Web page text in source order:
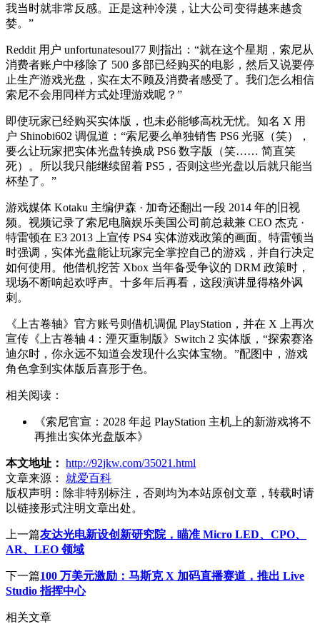
我当时就非常反感。正是这种冷漠，让大公司变得越来越贪
婪。”
Reddit 用户 unfortunatesoul77 则指出：“就在这个星期，索尼从
消费者账户中移除了 500 多部已经购买的电影，然后又说要停
止生产游戏光盘，实在太不顾及消费者感受了。我们怎么相信
索尼不会用同样方式处理游戏呢？”
即使玩家已经购买实体版，也未必能够高枕无忧。知名 X 用
户 Shinobi602 调侃道：“索尼要么单独销售 PS6 光驱（笑），
要么让玩家把实体光盘转换成 PS6 数字版（笑…… 简直笑
死）。所以我只能继续留着 PS5，否则这些光盘以后就只能当
杯垫了。”
游戏媒体 Kotaku 主编伊森 · 加奇还翻出一段 2014 年的旧视
频。视频记录了索尼电脑娱乐美国公司前总裁兼 CEO 杰克 ·
特雷顿在 E3 2013 上宣传 PS4 实体游戏政策的画面。特雷顿当
时强调，实体光盘能让玩家完全掌控自己的游戏，并自行决定
如何使用。他借机挖苦 Xbox 当年备受争议的 DRM 政策时，
现场不断响起欢呼声。十多年后再看，这段演讲显得格外讽
刺。
《上古卷轴》官方账号则借机调侃 PlayStation，并在 X 上再次
宣传《上古卷轴 4：湮灭重制版》Switch 2 实体版，“探索赛洛
迪尔时，你永远不知道会发现什么实体宝物。”配图中，游戏
角色拿到实体版后喜形于色。
相关阅读：
《索尼官宣：2028 年起 PlayStation 主机上的新游戏将不
再推出实体光盘版本》
本文地址： http://92jkw.com/35021.html
文章来源：
就爱百科
版权声明： 除非特别标注，否则均为本站原创文章，转载时请
以链接形式注明文章出处。
上一篇友达光电新设创新研究院，瞄准 Micro LED、CPO、
AR、LEO 领域
下一篇100 万美元激励：马斯克 X 加码直播赛道，推出 Live
Studio 指挥中心
相关文章